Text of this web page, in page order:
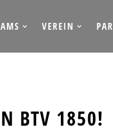
VEREIN
BTV 1850!